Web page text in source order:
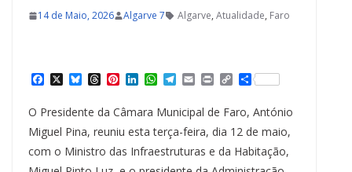
14 de Maio, 2026 Algarve 7 Algarve, Atualidade, Faro
c
e
b
o
o
k
X B
u
e
s
k
y
T
r
e
a
s
P
n
t
e
e
s
L
k
e
I
n
W
a
t
s
p
p
T
e
g
a
m
E
i
l
P
n
t
C
y
L
n
k
S
a
r
e
O Presidente da Câmara Municipal de Faro, António
Miguel Pina, reuniu esta terça-feira, dia 12 de maio,
com o Ministro das Infraestruturas e da Habitação,